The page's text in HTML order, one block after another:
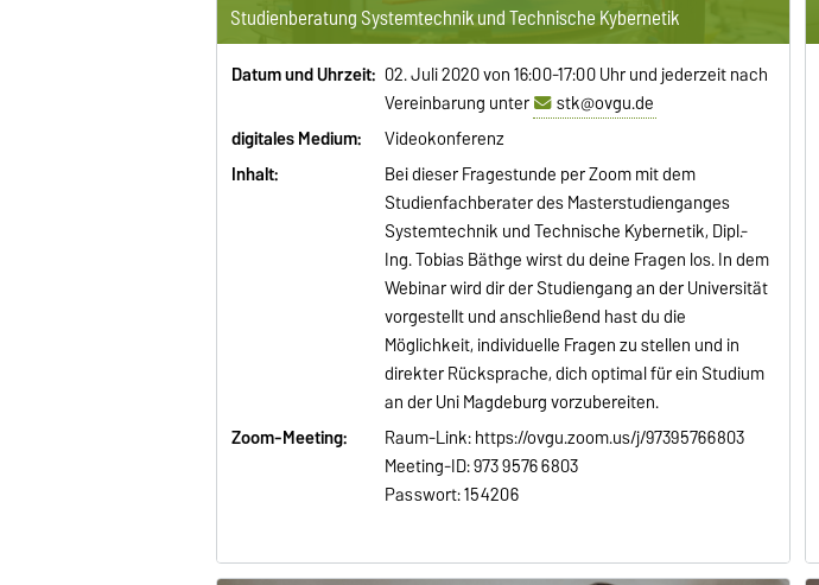
Studienberatung Systemtechnik und Technische Kybernetik
Datum und Uhrzeit: 02. Juli 2020 von 16:00-17:00 Uhr und jederzeit nach
Vereinbarung unter
stk@ovgu.de
digitales Medium:
Videokonferenz
Inhalt:
Bei dieser Fragestunde per Zoom mit dem
Studienfachberater des Masterstudienganges
Systemtechnik und Technische Kybernetik, Dipl.-
Ing. Tobias Bäthge wirst du deine Fragen los. In dem
Webinar wird dir der Studiengang an der Universität
vorgestellt und anschließend hast du die
Möglichkeit, individuelle Fragen zu stellen und in
direkter Rücksprache, dich optimal für ein Studium
an der Uni Magdeburg vorzubereiten.
Zoom-Meeting:
Raum-Link: https://ovgu.zoom.us/j/97395766803
Meeting-ID: 973 9576 6803
Passwort: 154206